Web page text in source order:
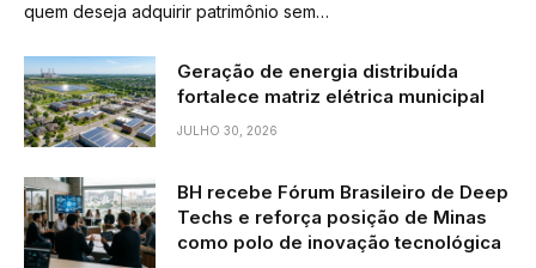
quem deseja adquirir patrimônio sem…
Geração de energia distribuída
fortalece matriz elétrica municipal
JULHO 30, 2026
BH recebe Fórum Brasileiro de Deep
Techs e reforça posição de Minas
como polo de inovação tecnológica